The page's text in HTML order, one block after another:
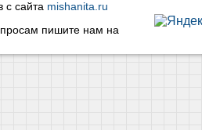
с сайта mishanita.ru
пишите нам на